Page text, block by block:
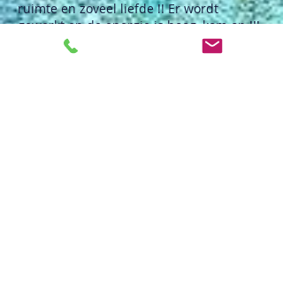
ruimte en zoveel liefde !! Er wordt
gewerkt en de energie is hoog, kom op !!!
hoor ik Eeke Sjoukje roepen als spirituele
en mentale coach. Opgeladen ga ik